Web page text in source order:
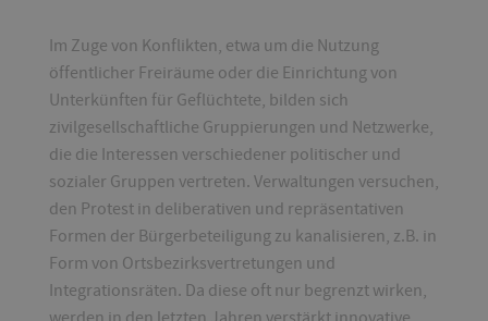
Im Zuge von Konflikten, etwa um die Nutzung
öffentlicher Freiräume oder die Einrichtung von
Unterkünften für Geflüchtete, bilden sich
zivilgesellschaftliche Gruppierungen und Netzwerke,
die die Interessen verschiedener politischer und
sozialer Gruppen vertreten. Verwaltungen versuchen,
den Protest in deliberativen und repräsentativen
Formen der Bürgerbeteiligung zu kanalisieren, z.B. in
Form von Ortsbezirksvertretungen und
Integrationsräten. Da diese oft nur begrenzt wirken,